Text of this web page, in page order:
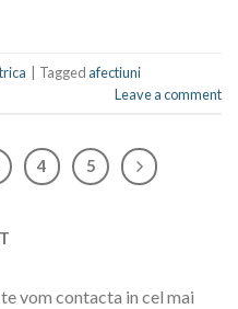
| Tagged afectiuni
Leave a comment
4 5
vom contacta in cel mai